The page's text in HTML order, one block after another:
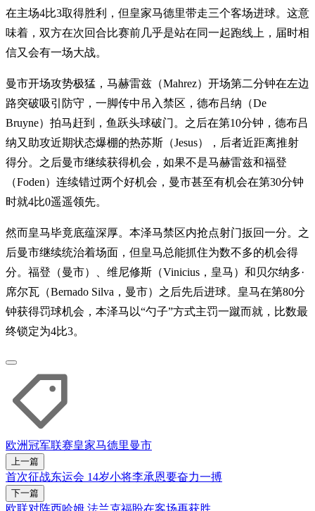
在主场4比3取得胜利，但皇家马德里带走三个客场进球。这意
味着，双方在次回合比赛前几乎是站在同一起跑线上，届时相
信又会有一场大战。
曼市开场攻势极猛，马赫雷兹（Mahrez）开场第二分钟在左边
路突破吸引防守，一脚传中吊入禁区，德布吕纳（De
Bruyne）拍马赶到，鱼跃头球破门。之后在第10分钟，德布吕
纳又助攻近期状态爆棚的热苏斯（Jesus），后者近距离推射
得分。之后曼市继续获得机会，如果不是马赫雷兹和福登
（Foden）连续错过两个好机会，曼市甚至有机会在第30分钟
时就4比0遥遥领先。
然而皇马毕竟底蕴深厚。本泽马禁区内抢点射门扳回一分。之
后曼市继续统治着场面，但皇马总能抓住为数不多的机会得
分。福登（曼市）、维尼修斯（Vinicius，皇马）和贝尔纳多·
席尔瓦（Bernado Silva，曼市）之后先后进球。皇马在第80分
钟获得罚球机会，本泽马以“勺子”方式主罚一蹴而就，比数最
终锁定为4比3。
欧洲冠军联赛皇家马德里曼市
上一篇
首次征战东运会 14岁小将李承恩要奋力一搏
下一篇
欧联对阵西哈姆 法兰克福盼在客场再获胜